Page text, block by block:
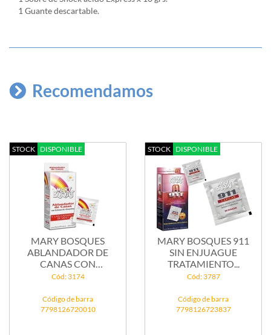
1 Guante descartable.
Recomendamos
STOCK DISPONIBLE
MARY BOSQUES
ABLANDADOR DE
CANAS CON
EXTRACTO DE...
Cód: 3174
Código de barra
7798126720010
STOCK DISPONIBLE
MARY BOSQUES 911
SIN ENJUAGUE
TRATAMIENTO...
Cód: 3787
Código de barra
7798126723837